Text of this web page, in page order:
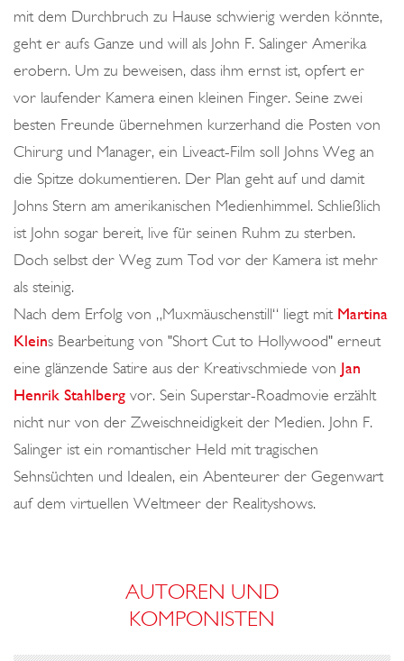
mit dem Durchbruch zu Hause schwierig werden könnte,
geht er aufs Ganze und will als John F. Salinger Amerika
erobern. Um zu beweisen, dass ihm ernst ist, opfert er
vor laufender Kamera einen kleinen Finger. Seine zwei
besten Freunde übernehmen kurzerhand die Posten von
Chirurg und Manager, ein Liveact-Film soll Johns Weg an
die Spitze dokumentieren. Der Plan geht auf und damit
Johns Stern am amerikanischen Medienhimmel. Schließlich
ist John sogar bereit, live für seinen Ruhm zu sterben.
Doch selbst der Weg zum Tod vor der Kamera ist mehr
als steinig.
Nach dem Erfolg von „Muxmäuschenstill“ liegt mit Martina
Kleins Bearbeitung von "Short Cut to Hollywood" erneut
eine glänzende Satire aus der Kreativschmiede von Jan
Henrik Stahlberg vor. Sein Superstar-Roadmovie erzählt
nicht nur von der Zweischneidigkeit der Medien. John F.
Salinger ist ein romantischer Held mit tragischen
Sehnsüchten und Idealen, ein Abenteurer der Gegenwart
auf dem virtuellen Weltmeer der Realityshows.
AUTOREN UND
KOMPONISTEN